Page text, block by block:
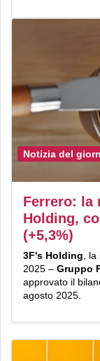
Notizia del
Ferrero: la
Holding,
(+5,3%)
3F's Holding ,
2025 – Gruppo
approvato il
agosto 2025.